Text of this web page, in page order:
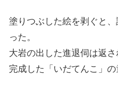
塗りつぶした絵を剥ぐと
った。
大岩の出した進退伺は返さ
完成した「いだてんこ」の